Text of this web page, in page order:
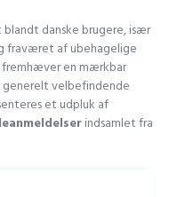
danske brugere, især
fraværet af ubehagelige
fremhæver en mærkbar
velbefindende
et udpluk af
indsamlet fra